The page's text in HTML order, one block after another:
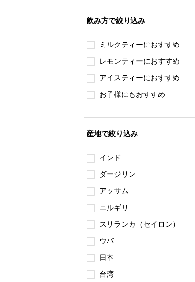
飲み方で絞り込み
ミルクティーにおすすめ
レモンティーにおすすめ
アイスティーにおすすめ
お子様にもおすすめ
産地で絞り込み
インド
ダージリン
アッサム
ニルギリ
スリランカ（セイロン）
ウバ
日本
台湾